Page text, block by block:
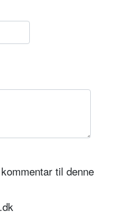
til denne